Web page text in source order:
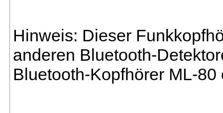
Hinweis: Dieser
anderen Bluetooth-
Bluetooth-Kopfhörer ML-80